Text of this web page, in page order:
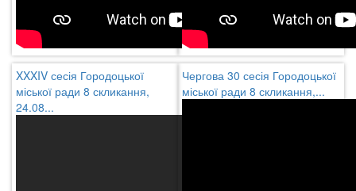
XXXIV сесія Городоцької
міської ради 8 скликання,
24.08...
Чергова 30 сесія Городоцької
міської ради 8 скликання,...